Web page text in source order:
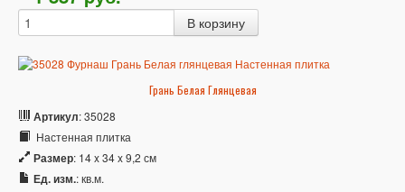
Грань Белая Глянцевая
Артикул: 35028
Настенная плитка
Размер: 14 x 34 x 9,2 см
Ед. изм.: кв.м.